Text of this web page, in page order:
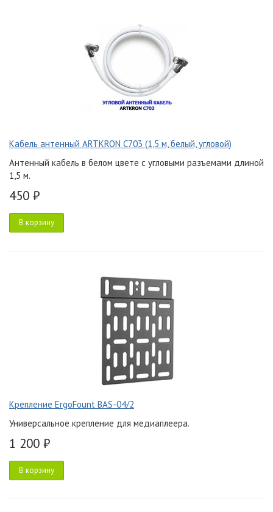
Кабель антенный ARTKRON C703 (1,5 м, белый, угловой)
Антенный кабель в белом цвете с угловыми разъемами длиной
1,5 м.
450 ₽
В корзину
Крепление ErgoFount BAS-04/2
Универсальное крепление для медиаплеера.
1 200 ₽
В корзину